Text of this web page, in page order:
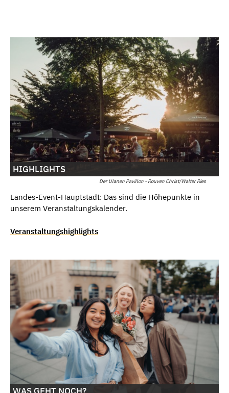
Der Ulanen Pavillon - Rouven Christ/Walter Ries
HIGHLIGHTS
Landes-Event-Hauptstadt: Das sind die Höhepunkte in
unserem Veranstaltungskalender.
Veranstaltungshighlights